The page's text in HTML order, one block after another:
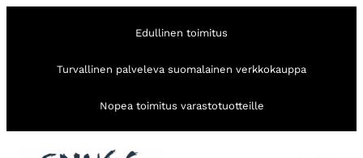
Edullinen toimitus
Turvallinen palveleva suomalainen verkkokauppa
Nopea toimitus varastotuotteille